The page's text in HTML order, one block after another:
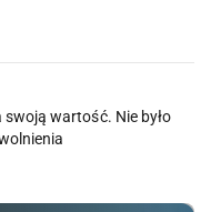
swoją wartość. Nie było